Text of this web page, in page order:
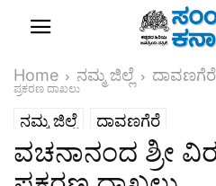
Home ನಮ್ಮ ಜಿಲ್ಲೆ ದಾವಣಗೆರೆ
ಪ್ರಕರಣ ದಾಖಲು
ನಮ್ಮ ಜಿಲ್ಲೆ ದಾವಣಗೆರೆ
ವಚನಾನಂದ ಶ್ರೀ